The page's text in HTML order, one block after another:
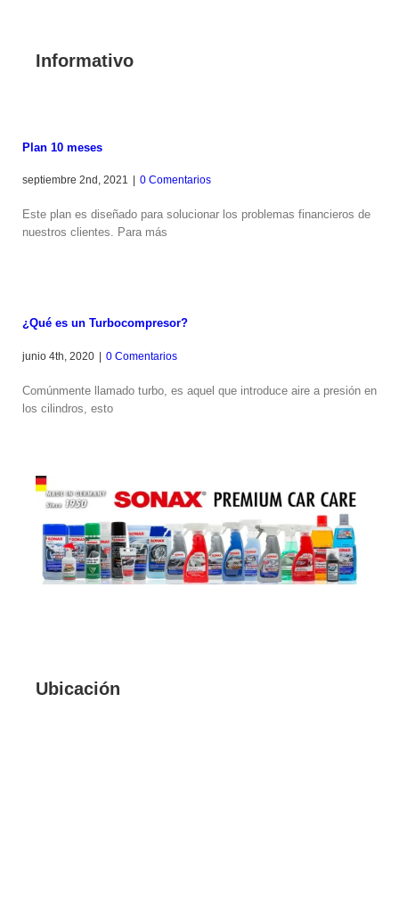
Informativo
Plan 10 meses
septiembre 2nd, 2021 0 Comentarios
Este plan es diseñado para solucionar los problemas financieros de
nuestros clientes. Para más
¿Qué es un Turbocompresor?
junio 4th, 2020 | 0 Comentarios
Comúnmente llamado turbo, es aquel que introduce aire a presión en
los cilindros, esto
Ubicación